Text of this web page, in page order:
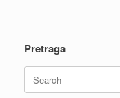
Pretraga
Search
for: